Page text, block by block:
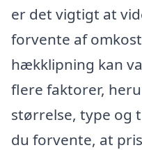
er det vigtigt at
forvente af
hækklipning kan
flere faktorer,
størrelse, type og
du forvente, at